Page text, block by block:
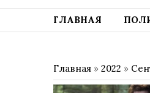
ГЛАВНАЯ
Главная » 2022 »